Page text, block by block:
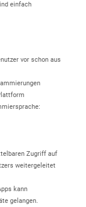
einfach
vor schon aus
Zugriff auf
weitergeleitet
kann
gelangen.